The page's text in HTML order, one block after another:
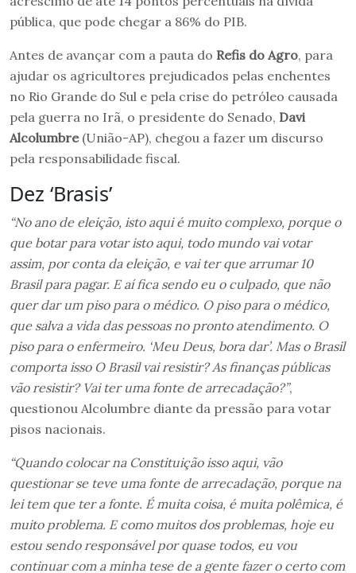
pública, que pode chegar a 86% do PIB.
Antes de avançar com a pauta do Refis do Agro, para
ajudar os agricultores prejudicados pelas enchentes
no Rio Grande do Sul e pela crise do petróleo causada
pela guerra no Irã, o presidente do Senado, Davi
Alcolumbre(União-AP), chegou a fazer um discurso
pela responsabilidade fiscal.
Dez ‘Brasis’
“No ano de eleição, isto aqui é muito complexo, porque o
que botar para votar isto aqui, todo mundo vai votar
assim, por conta da eleição, e vai ter que arrumar 10
Brasil para pagar. E aí fica sendo eu o culpado, que não
quer dar um piso para o médico. O piso para o médico,
que salva a vida das pessoas no pronto atendimento. O
piso para o enfermeiro. ‘Meu Deus, bora dar’. Mas o Brasil
comporta isso O Brasil vai resistir? As finanças públicas
vão resistir? Vai ter uma fonte de arrecadação?”,
questionou Alcolumbre diante da pressão para votar
pisos nacionais.
“Quando colocar na Constituição isso aqui, vão
questionar se teve uma fonte de arrecadação, porque na
lei tem que ter a fonte. É muita coisa, é muita polêmica, é
muito problema. E como muitos dos problemas, hoje eu
estou sendo responsável por quase todos, eu vou
continuar com a minha tese de a gente fazer o certo com